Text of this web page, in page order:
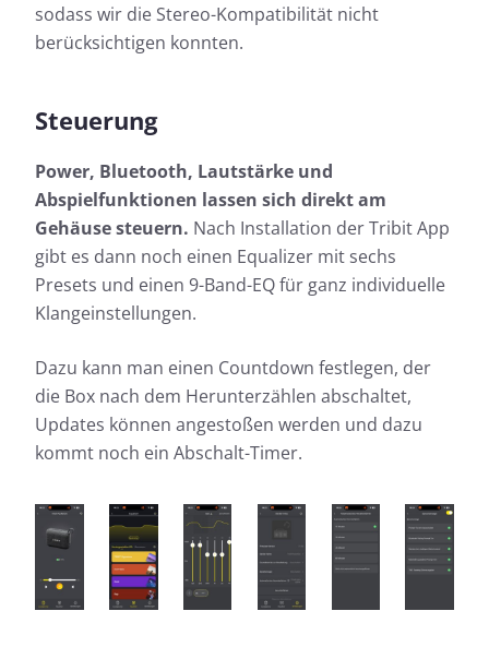
sodass wir die Stereo-Kompatibilität nicht
berücksichtigen konnten.
Steuerung
Power, Bluetooth, Lautstärke und
Abspielfunktionen lassen sich direkt am
Gehäuse steuern. Nach Installation der Tribit App
gibt es dann noch einen Equalizer mit sechs
Presets und einen 9-Band-EQ für ganz individuelle
Klangeinstellungen.
Dazu kann man einen Countdown festlegen, der
die Box nach dem Herunterzählen abschaltet,
Updates können angestoßen werden und dazu
kommt noch ein Abschalt-Timer.